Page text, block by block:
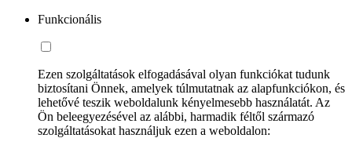
Funkcionális
Ezen szolgáltatások elfogadásával olyan funkciókat tudunk
biztosítani Önnek, amelyek túlmutatnak az alapfunkciókon, és
lehetővé teszik weboldalunk kényelmesebb használatát. Az
Ön beleegyezésével az alábbi, harmadik féltől származó
szolgáltatásokat használjuk ezen a weboldalon: